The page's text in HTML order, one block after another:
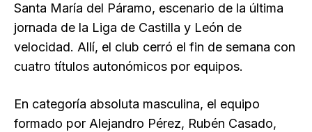
Santa María del Páramo, escenario de la última
jornada de la Liga de Castilla y León de
velocidad. Allí, el club cerró el fin de semana con
cuatro títulos autonómicos por equipos.
En categoría absoluta masculina, el equipo
formado por Alejandro Pérez, Rubén Casado,